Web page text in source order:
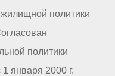
жилищной политики
политики
января 2000 г.